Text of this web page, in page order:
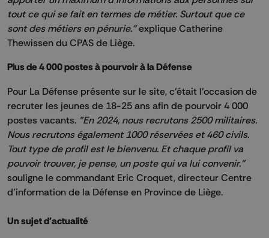
tout ce qui se fait en termes de métier. Surtout que ce
sont des métiers en pénurie."explique Catherine
Thewissen du CPAS de Liège.
Plus de 4 000 postes à pourvoir à la Défense
Pour La Défense présente sur le site, c’était l’occasion de
recruter les jeunes de 18-25 ans afin de pourvoir 4 000
postes vacants. "En 2024, nous recrutons 2500 militaires.
Nous recrutons également 1000 réservées et 460 civils.
Tout type de profil est le bienvenu. Et chaque profil va
pouvoir trouver, je pense, un poste qui va lui convenir."
souligne le commandant Eric Croquet, directeur Centre
d’information de la Défense en Province de Liège.
Un sujet d'actualité